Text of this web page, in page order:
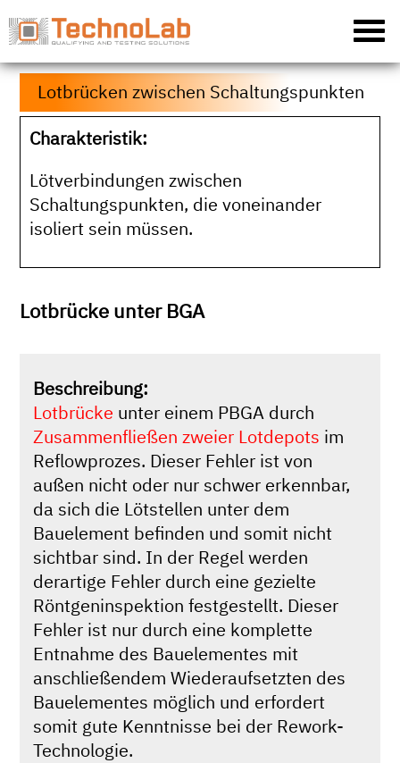
Lotbrücken zwischen Schaltungspunkten
Charakteristik:
Lötverbindungen zwischen
Schaltungspunkten, die voneinander
isoliert sein müssen.
Lotbrücke unter BGA
Beschreibung:
Lotbrücke unter einem PBGA durch
Zusammenfließen zweier Lotdepots im
Reflowprozes. Dieser Fehler ist von
außen nicht oder nur schwer erkennbar,
da sich die Lötstellen unter dem
Bauelement befinden und somit nicht
sichtbar sind. In der Regel werden
derartige Fehler durch eine gezielte
Röntgeninspektion festgestellt. Dieser
Fehler ist nur durch eine komplette
Entnahme des Bauelementes mit
anschließendem Wiederaufsetzten des
Bauelementes möglich und erfordert
somit gute Kenntnisse bei der Rework-
Technologie.